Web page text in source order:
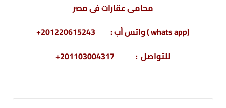
محامى عقارات فى مصر
(whats app ) واتس أب : 201220615243+
للتواصل : 201103004317+